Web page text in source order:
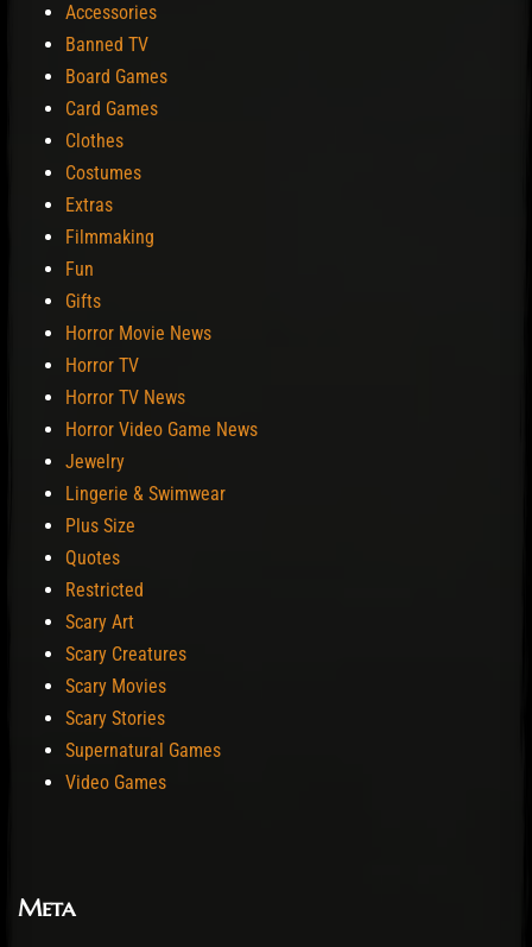
Accessories
Banned TV
Board Games
Card Games
Clothes
Costumes
Extras
Filmmaking
Fun
Gifts
Horror Movie News
Horror TV
Horror TV News
Horror Video Game News
Jewelry
Lingerie & Swimwear
Plus Size
Quotes
Restricted
Scary Art
Scary Creatures
Scary Movies
Scary Stories
Supernatural Games
Video Games
Meta